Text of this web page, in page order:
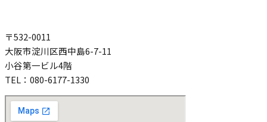
〒532-0011
大阪市淀川区西中島6-7-11
小谷第一ビル4階
TEL：080-6177-1330